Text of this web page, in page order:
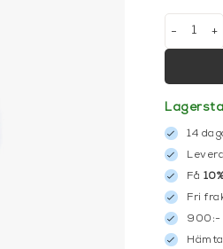
+
-
14
Få
Fri
900:-